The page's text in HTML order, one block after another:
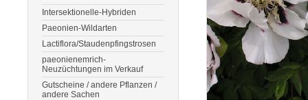
Intersektionelle-Hybriden
Paeonien-Wildarten
Lactiflora/Staudenpfingstrosen
paeonienemrich-
Neuzüchtungen im Verkauf
Gutscheine / andere Pflanzen /
andere Sachen